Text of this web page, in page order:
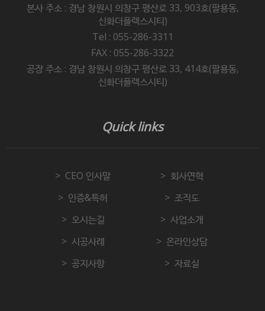
본사 주소 : 경남 창원시 의창구 평산로 33, 903호(팔용동,
신화더플렉스시티)
Tel : 055-286-3311
FAX : 055-286-3322
공장 주소 : 경남 창원시 의창구 평산로 33, 414호(팔용동,
신화더플렉스시티)
Quick links
CEO 인사말
회사연혁
인증&특허
조직도
오시는길
사업소개
시공사례
온라인상담
공지사항
자료실